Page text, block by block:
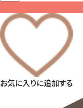
お気に入りに追加する